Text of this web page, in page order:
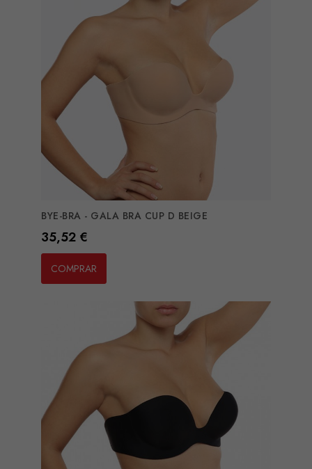
BYE-BRA - GALA BRA CUP D BEIGE
Preço
35,52 €
COMPRAR